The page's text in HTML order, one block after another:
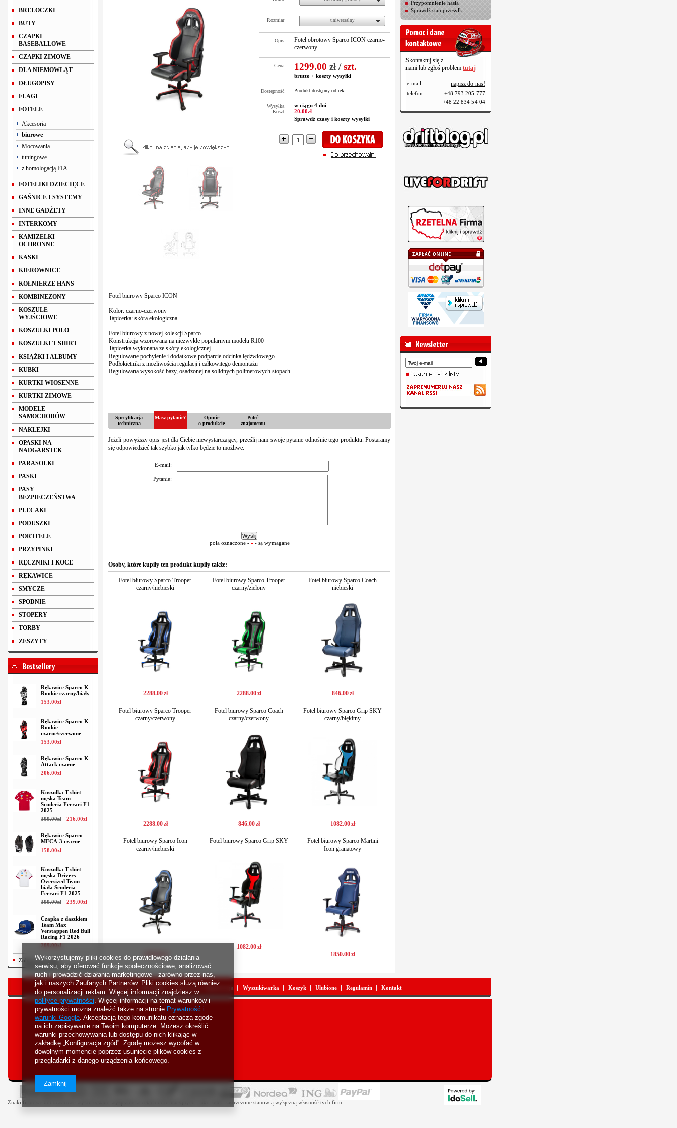
BRELOCZKI
BUTY
CZAPKI
BASEBALLOWE
CZAPKI ZIMOWE
DLA NIEMOWLĄT
DŁUGOPISY
FLAGI
FOTELE
Akcesoria
biurowe
Mocowania
tuningowe
z homologacją FIA
FOTELIKI DZIECIĘCE
GAŚNICE I SYSTEMY
INNE GADŻETY
INTERKOMY
KAMIZELKI
OCHRONNE
KASKI
KIEROWNICE
KOŁNIERZE HANS
KOMBINEZONY
KOSZULE
WYJŚCIOWE
KOSZULKI POLO
KOSZULKI T-SHIRT
KSIĄŻKI I ALBUMY
KUBKI
KURTKI WIOSENNE
KURTKI ZIMOWE
MODELE
SAMOCHODÓW
NAKLEJKI
OPASKI NA
NADGARSTEK
PARASOLKI
PASKI
PASY
BEZPIECZEŃSTWA
PLECAKI
PODUSZKI
PORTFELE
PRZYPINKI
RĘCZNIKI I KOCE
RĘKAWICE
SMYCZE
SPODNIE
STOPERY
TORBY
ZESZYTY
Rękawice Sparco K-
Rookie czarny/biały
153.00zł
Rękawice Sparco K-
Rookie
czarne/czerwone
153.00zł
Rękawice Sparco K-
Attack czarne
206.00zł
Koszulka T-shirt
męska Team
Scuderia Ferrari F1
2025
309.00zł 216.00zł
Rękawice Sparco
MECA-3 czarne
158.00zł
Koszulka T-shirt
męska Drivers
Oversized Team
biała Scuderia
Ferrari F1 2025
399.00zł 239.00zł
Czapka z daszkiem
Team Max
Verstappen Red Bull
Racing F1 2026
209.00zł
Zobacz wszystkie
Rozmiar uniwersalny
Opis
Fotel obrotowy Sparco ICON czarno-
czerwony
Cena 1299.00 zł/szt.
brutto + koszty wysyłki
Dostępność Produkt dostępny od ręki
Wysyłka w ciągu 4 dni
Koszt
20.00zł
Sprawdź czasy i koszty wysyłki
Fotel biurowy Sparco ICON
Kolor: czarno-czerwony
Tapicerka: skóra ekologiczna
Fotel biurowy z nowej kolekcji Sparco
Konstrukcja wzorowana na niezwykle popularnym modelu R100
Tapicerka wykonana ze skóry ekologicznej
Regulowane pochylenie i dodatkowe podparcie odcinka lędźwiowego
Podłokietniki z możliwością regulacji i całkowitego demontażu
Regulowana wysokość bazy, osadzonej na solidnych polimerowych stopach
Specyfikacja
techniczna
Masz pytanie?
Opinie
o produkcie
Poleć
znajomemu
Jeżeli powyższy opis jest dla Ciebie niewystarczający, prześlij nam swoje pytanie odnośnie tego produktu. Postaramy
się odpowiedzieć tak szybko jak tylko będzie to możliwe.
E-mail:
Pytanie:
pola oznaczone - - są wymagane
Osoby, które kupiły ten produkt kupiły także:
Fotel biurowy Sparco Trooper
czarny/niebieski
2288.00zł
Fotel biurowy Sparco Trooper
czarny/zielony
2288.00zł
Fotel biurowy Sparco Coach
niebieski
846.00zł
Fotel biurowy Sparco Trooper
czarny/czerwony
2288.00zł
Fotel biurowy Sparco Coach
czarny/czerwony
846.00zł
Fotel biurowy Sparco Grip SKY
czarny/błękitny
1082.00zł
Fotel biurowy Sparco Icon
czarny/niebieski
1299
Fotel biurowy Sparco Grip SKY
1082.00zł
Fotel biurowy Sparco Martini
Icon granatowy
1850.00zł
Przypomnienie hasła
Sprawdź stan przesyłki
Skontaktuj się z
nami lub zgłoś problem tutaj
e-mail: napisz do nas!
telefon:
+48 793 205 777
+48 22 834 54 04
Strona główna Bestsellery Nowości Rejestracja Wyszukiwarka Koszyk Ulubione Regulamin Kontakt
Znaki firmowe lub towarowe wykorzystano wyłącznie w celach informacyjnych i jako znaki zastrzeżone stanowią wyłączną własność tych firm.
Wykorzystujemy pliki cookies do prawidłowego działania
serwisu, aby oferować funkcje społecznościowe, analizować
ruch i prowadzić działania marketingowe - zarówno przez nas,
jak i naszych Zaufanych Partnerów. Pliki cookies służą również
do personalizacji reklam. Więcej informacji znajdziesz w
polityce prywatności. Więcej informacji na temat warunków i
prywatności można znaleźć także na stronie Prywatność i
warunki Google. Akceptacja tego komunikatu oznacza zgodę
na ich zapisywanie na Twoim komputerze. Możesz określić
warunki przechowywania lub dostępu do nich klikając w
zakładkę „Konfiguracja zgód”. Zgodę możesz wycofać w
dowolnym momencie poprzez usunięcie plików cookies z
przeglądarki z danego urządzenia końcowego.
Zamknij